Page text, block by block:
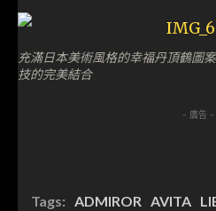
充滿日本美術風格的幸福丹頂鶴圖
技的完美結合
- 廣告 -
Tags: ADMIROR AVITA